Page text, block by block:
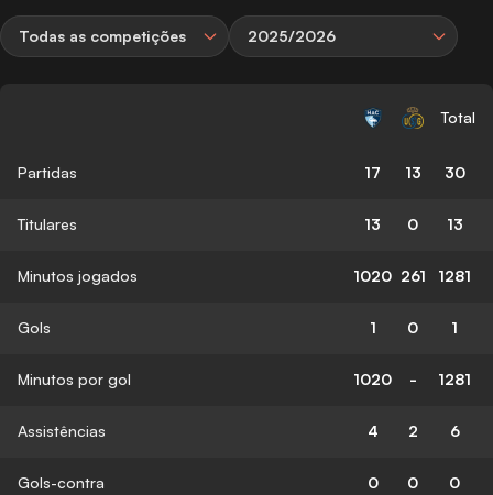
Todas as competições 2025/2026
Total
Partidas 17 13 30
Titulares 13 0 13
Minutos jogados 1020 261 1281
Gols 1 0 1
Minutos por gol 1020 - 1281
Assistências 4 2 6
Gols-contra 0 0 0